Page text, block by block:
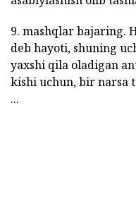
9. mashqlar bajaring.
deb hayoti, shuning
yaxshi qila oladigan
kishi uchun, bir narsa
...